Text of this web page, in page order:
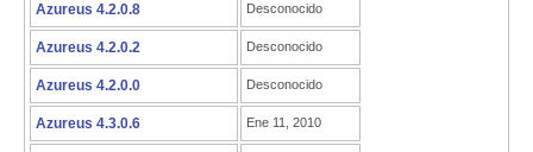
Azureus 4.2.0.8 Desconocido
Azureus 4.2.0.2 Desconocido
Azureus 4.2.0.0 Desconocido
Azureus 4.3.0.6 Ene 11, 2010